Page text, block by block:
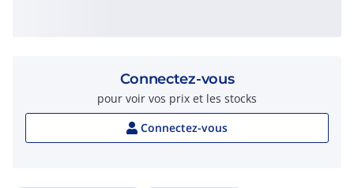
Connectez-vous
pour voir vos prix et les stocks
Connectez-vous